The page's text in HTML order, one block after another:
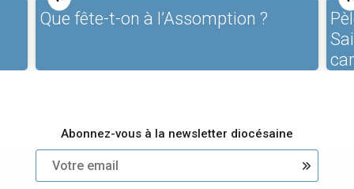
Que fête-t-on à l’Assomption ?
Abonnez-vous à la newsletter diocésaine